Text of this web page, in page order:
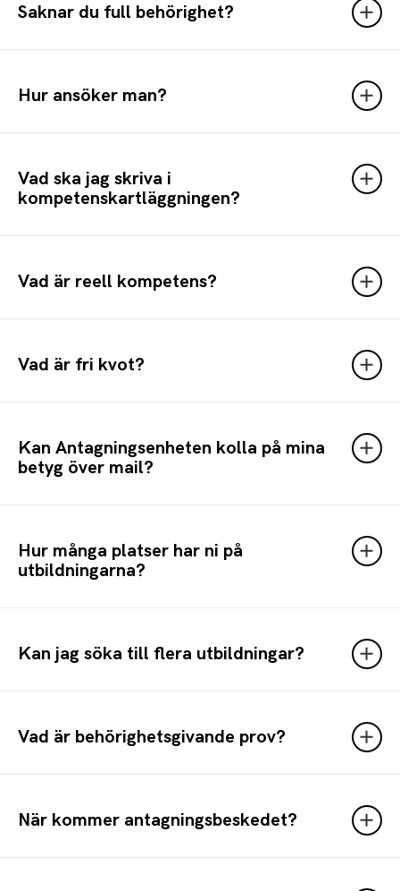
Saknar du full behörighet?
Hur ansöker man?
Vad ska jag skriva i
kompetenskartläggningen?
Vad är reell kompetens?
Vad är fri kvot?
Kan Antagningsenheten kolla på mina
betyg över mail?
Hur många platser har ni på
utbildningarna?
Kan jag söka till flera utbildningar?
Vad är behörighetsgivande prov?
När kommer antagningsbeskedet?